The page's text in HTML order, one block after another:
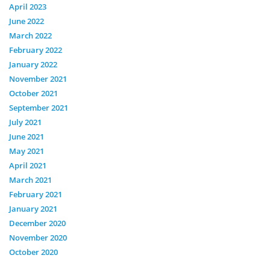
April 2023
June 2022
March 2022
February 2022
January 2022
November 2021
October 2021
September 2021
July 2021
June 2021
May 2021
April 2021
March 2021
February 2021
January 2021
December 2020
November 2020
October 2020